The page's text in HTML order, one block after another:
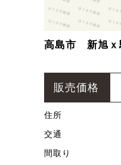
高島市 新旭ｘ
販売価格
住所
交通
間取り